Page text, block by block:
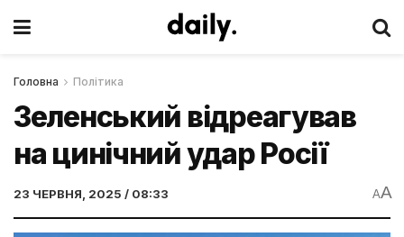
Головна Політика
Зеленський відреагував
на цинічний удар Росії
23 ЧЕРВНЯ, 2025 / 08:33 AA